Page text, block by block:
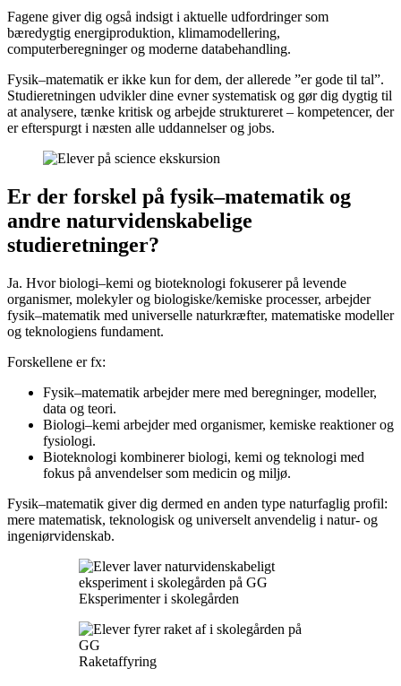
Fagene giver dig også indsigt i aktuelle udfordringer som
bæredygtig energiproduktion, klimamodellering,
computerberegninger og moderne databehandling.
Fysik–matematik er ikke kun for dem, der allerede ”er gode til tal”.
Studieretningen udvikler dine evner systematisk og gør dig dygtig til
at analysere, tænke kritisk og arbejde struktureret – kompetencer, der
er efterspurgt i næsten alle uddannelser og jobs.
Er der forskel på fysik–matematik og
andre naturvidenskabelige
studieretninger?
Ja. Hvor biologi–kemi og bioteknologi fokuserer på levende
organismer, molekyler og biologiske/kemiske processer, arbejder
fysik–matematik med universelle naturkræfter, matematiske modeller
og teknologiens fundament.
Forskellene er fx:
Fysik–matematik arbejder mere med beregninger, modeller,
data og teori.
Biologi–kemi arbejder med organismer, kemiske reaktioner og
fysiologi.
Bioteknologi kombinerer biologi, kemi og teknologi med
fokus på anvendelser som medicin og miljø.
Fysik–matematik giver dig dermed en anden type naturfaglig profil:
mere matematisk, teknologisk og universelt anvendelig i natur- og
ingeniørvidenskab.
Eksperimenter i skolegården
Raketaffyring